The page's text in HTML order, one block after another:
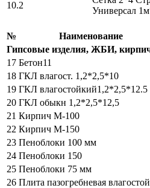
10.2
Универсал
№ Наименование
Гипсовые изделия, ЖБИ,
17 Бетон11
18 ГКЛ влагост. 1,2*2,5*10
19 ГКЛ влагостойкий1,2*2,5*12.5
20 ГКЛ обыкн 1,2*2,5*12,5
21 Кирпич М-100
22 Кирпич М-150
23 Пеноблоки 100 мм
24 Пеноблоки 150
25 Пеноблоки 75 мм
26 Плита пазогребневая